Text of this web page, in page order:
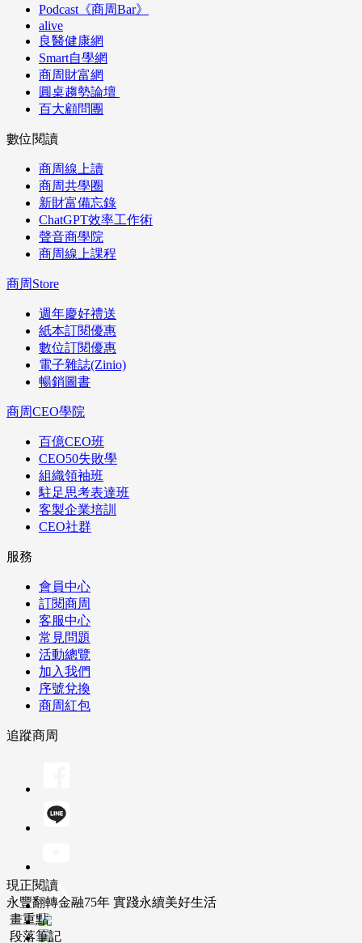
Podcast《商周Bar》
alive
良醫健康網
Smart自學網
商周財富網
圓桌趨勢論壇
百大顧問團
數位閱讀
商周線上讀
商周共學圈
新財富備忘錄
ChatGPT效率工作術
聲音商學院
商周線上課程
商周Store
週年慶好禮送
紙本訂閱優惠
數位訂閱優惠
電子雜誌(Zinio)
暢銷圖書
商周CEO學院
百億CEO班
CEO50失敗學
組織領袖班
駐足思考表達班
客製企業培訓
CEO社群
服務
會員中心
訂閱商周
客服中心
常見問題
活動總覽
加入我們
序號兌換
商周紅包
追蹤商周
現正閱讀
永豐翻轉金融75年 實踐永續美好生活
畫重點
段落筆記